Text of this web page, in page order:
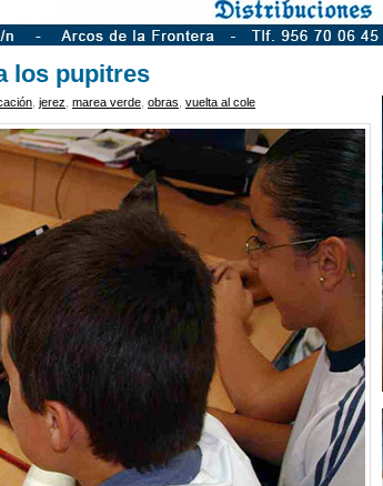
los pupitres
jerez marea verde obras vuelta al cole